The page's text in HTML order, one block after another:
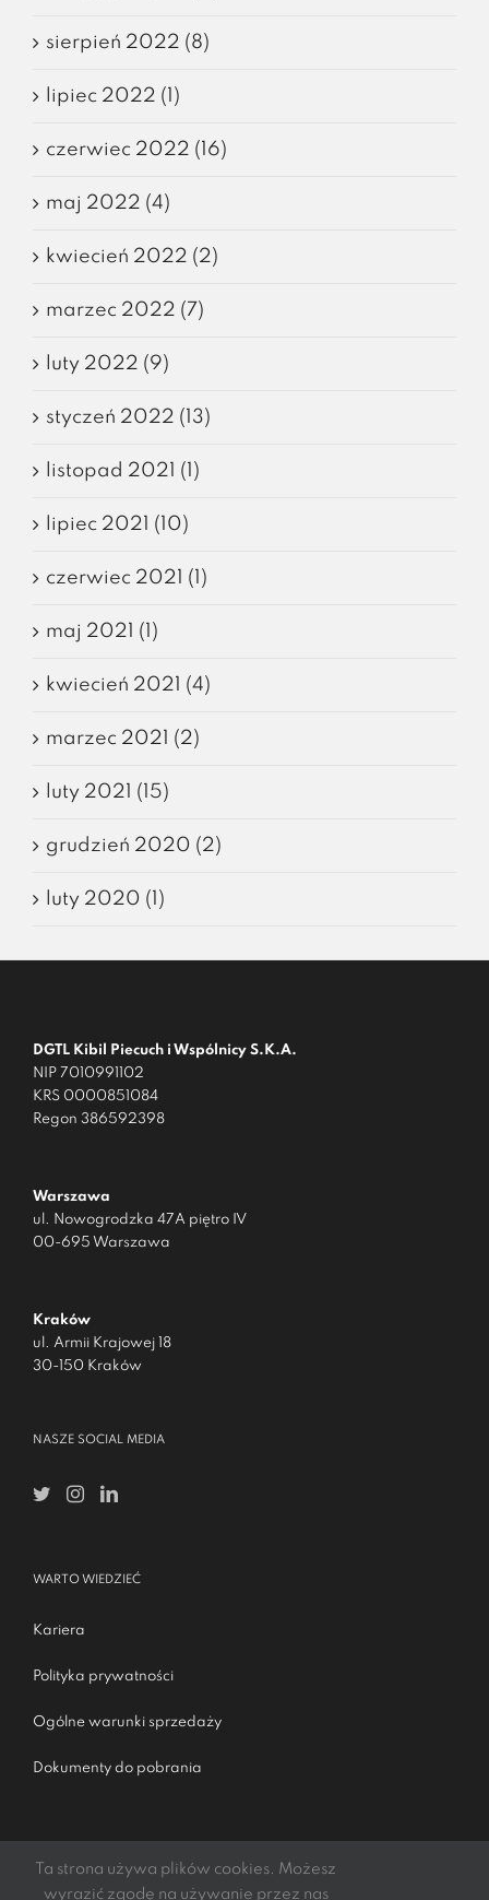
sierpień 2022 (8)
lipiec 2022 (1)
czerwiec 2022 (16)
maj 2022 (4)
kwiecień 2022 (2)
marzec 2022 (7)
luty 2022 (9)
styczeń 2022 (13)
listopad 2021 (1)
lipiec 2021 (10)
czerwiec 2021 (1)
maj 2021 (1)
kwiecień 2021 (4)
marzec 2021 (2)
luty 2021 (15)
grudzień 2020 (2)
luty 2020 (1)
DGTL Kibil Piecuch i Wspólnicy S.K.A.
NIP 7010991102
KRS 0000851084
Regon 386592398
Warszawa
ul. Nowogrodzka 47A piętro IV
00-695 Warszawa
Kraków
ul. Armii Krajowej 18
30-150 Kraków
NASZE SOCIAL MEDIA
WARTO WIEDZIEĆ
Kariera
Polityka prywatności
Ogólne warunki sprzedaży
Dokumenty do pobrania
Ta strona używa plików cookies. Możesz
wyrazić zgodę na używanie przez nas